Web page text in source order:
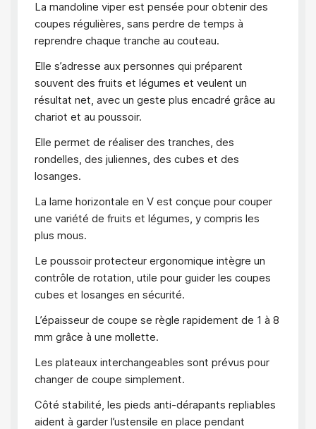
La mandoline viper est pensée pour obtenir des
coupes régulières, sans perdre de temps à
reprendre chaque tranche au couteau.
Elle s’adresse aux personnes qui préparent
souvent des fruits et légumes et veulent un
résultat net, avec un geste plus encadré grâce au
chariot et au poussoir.
Elle permet de réaliser des tranches, des
rondelles, des juliennes, des cubes et des
losanges.
La lame horizontale en V est conçue pour couper
une variété de fruits et légumes, y compris les
plus mous.
Le poussoir protecteur ergonomique intègre un
contrôle de rotation, utile pour guider les coupes
cubes et losanges en sécurité.
L’épaisseur de coupe se règle rapidement de 1 à 8
mm grâce à une mollette.
Les plateaux interchangeables sont prévus pour
changer de coupe simplement.
Côté stabilité, les pieds anti-dérapants repliables
aident à garder l’ustensile en place pendant